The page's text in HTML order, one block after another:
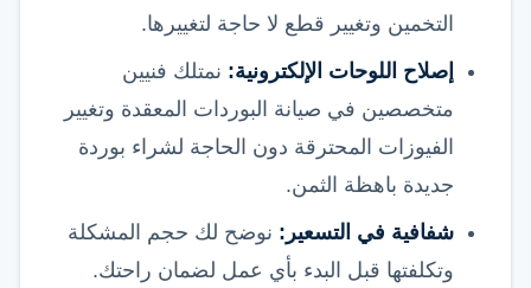
التخمين وتغيير قطع لا حاجة لتغييرها.
إصلاح اللوحات الإلكترونية: نمتلك فنيين
متخصصين في صيانة البوردات المعقدة وتغيير
الفيوزات المحترقة دون الحاجة لشراء بوردة
جديدة باهظة الثمن.
شفافية في التسعير: نوضح لك حجم المشكلة
وتكلفتها قبل البدء بأي عمل لضمان راحتك.